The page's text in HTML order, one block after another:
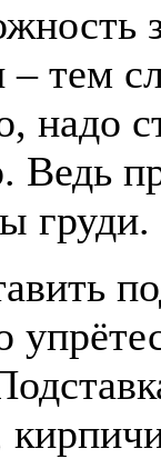
– тем
надо
Ведь
груди.